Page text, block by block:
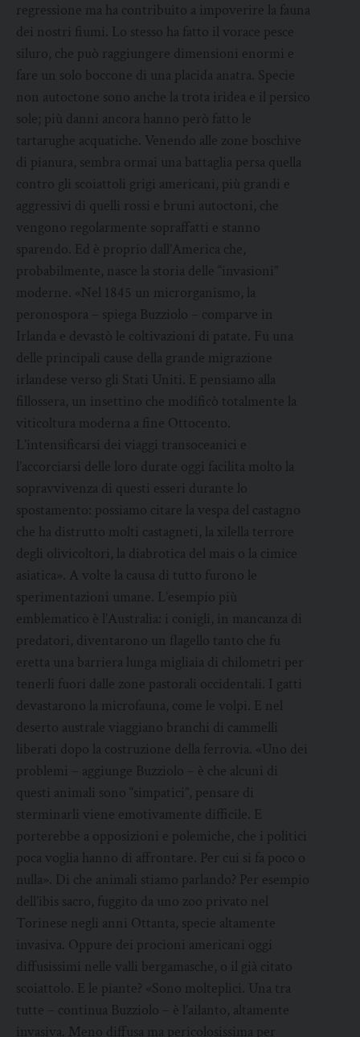
regressione ma ha contribuito a impoverire la fauna
dei nostri fiumi. Lo stesso ha fatto il vorace pesce
siluro, che può raggiungere dimensioni enormi e
fare un solo boccone di una placida anatra. Specie
non autoctone sono anche la trota iridea e il persico
sole; più danni ancora hanno però fatto le
tartarughe acquatiche. Venendo alle zone boschive
di pianura, sembra ormai una battaglia persa quella
contro gli scoiattoli grigi americani, più grandi e
aggressivi di quelli rossi e bruni autoctoni, che
vengono regolarmente sopraffatti e stanno
sparendo. Ed è proprio dall’America che,
probabilmente, nasce la storia delle “invasioni”
moderne. «Nel 1845 un microrganismo, la
peronospora – spiega Buzziolo – comparve in
Irlanda e devastò le coltivazioni di patate. Fu una
delle principali cause della grande migrazione
irlandese verso gli Stati Uniti. E pensiamo alla
fillossera, un insettino che modificò totalmente la
viticoltura moderna a fine Ottocento.
L’intensificarsi dei viaggi transoceanici e
l’accorciarsi delle loro durate oggi facilita molto la
sopravvivenza di questi esseri durante lo
spostamento: possiamo citare la vespa del castagno
che ha distrutto molti castagneti, la xilella terrore
degli olivicoltori, la diabrotica del mais o la cimice
asiatica». A volte la causa di tutto furono le
sperimentazioni umane. L’esempio più
emblematico è l’Australia: i conigli, in mancanza di
predatori, diventarono un flagello tanto che fu
eretta una barriera lunga migliaia di chilometri per
tenerli fuori dalle zone pastorali occidentali. I gatti
devastarono la microfauna, come le volpi. E nel
deserto australe viaggiano branchi di cammelli
liberati dopo la costruzione della ferrovia. «Uno dei
problemi – aggiunge Buzziolo – è che alcuni di
questi animali sono “simpatici”, pensare di
sterminarli viene emotivamente difficile. E
porterebbe a opposizioni e polemiche, che i politici
poca voglia hanno di affrontare. Per cui si fa poco o
nulla». Di che animali stiamo parlando? Per esempio
dell’ibis sacro, fuggito da uno zoo privato nel
Torinese negli anni Ottanta, specie altamente
invasiva. Oppure dei procioni americani oggi
diffusissimi nelle valli bergamasche, o il già citato
scoiattolo. E le piante? «Sono molteplici. Una tra
tutte – continua Buzziolo – è l’ailanto, altamente
invasiva. Meno diffusa ma pericolosissima per